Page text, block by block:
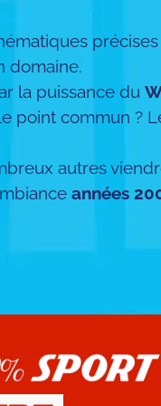
domaine.
la puissance du
point commun ?
autres
années